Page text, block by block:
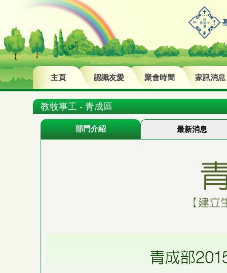
主頁 認識友愛 聚會時間 家訊消息
教牧事工 - 青成區
部門介紹 最新消息